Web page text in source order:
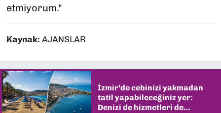
etmiyorum."
Kaynak: AJANSLAR
İzmir’de cebinizi yakmadan
tatil yapabileceğiniz yer:
Denizi de hizmetleri de